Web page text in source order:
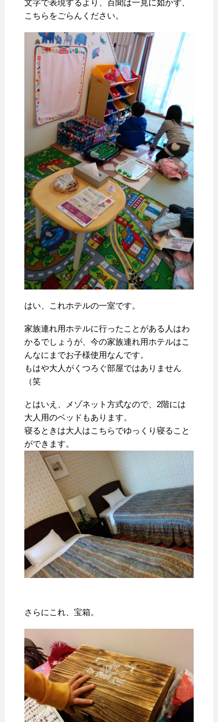
文字で表現するより、百聞は一見に如かず、
こちらをごらんください。
はい、これホテルの一室です。
家族連れ用ホテルに行ったことがある人はわ
かるでしょうが、今の家族連れ用ホテルはこ
んなにまでお子様使用なんです。
もはや大人がくつろぐ部屋ではありません
（笑
とはいえ、メゾネット方式なので、2階には
大人用のベッドもあります。
寝るときは大人はこちらでゆっくり寝ること
ができます。
さらにこれ、宝箱。